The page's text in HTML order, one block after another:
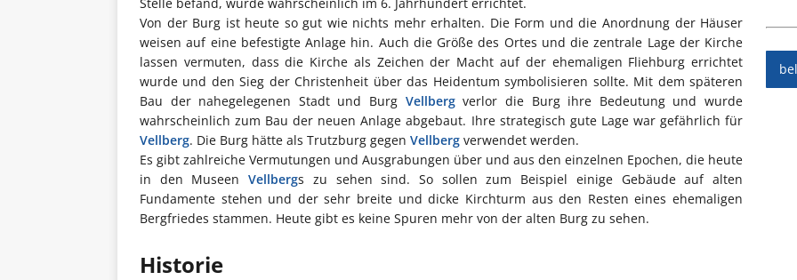
Von der Burg ist heute so gut wie nichts mehr erhalten. Die Form und die Anordnung der Häuser
weisen auf eine befestigte Anlage hin. Auch die Größe des Ortes und die zentrale Lage der Kirche
lassen vermuten, dass die Kirche als Zeichen der Macht auf der ehemaligen Fliehburg errichtet
wurde und den Sieg der Christenheit über das Heidentum symbolisieren sollte. Mit dem späteren
Bau der nahegelegenen Stadt und Burg Vellbergverlor die Burg ihre Bedeutung und wurde
wahrscheinlich zum Bau der neuen Anlage abgebaut. Ihre strategisch gute Lage war gefährlich für
Vellberg. Die Burg hätte als Trutzburg gegen Vellberg verwendet werden.
Es gibt zahlreiche Vermutungen und Ausgrabungen über und aus den einzelnen Epochen, die heute
in den MuseenVellbergs zu sehen sind. So sollen zum Beispiel einige Gebäude auf alten
Fundamente stehen und der sehr breite und dicke Kirchturm aus den Resten eines ehemaligen
Bergfriedes stammen. Heute gibt es keine Spuren mehr von der alten Burg zu sehen.
Historie